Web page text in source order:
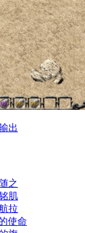
出
之
肌
拉
使命